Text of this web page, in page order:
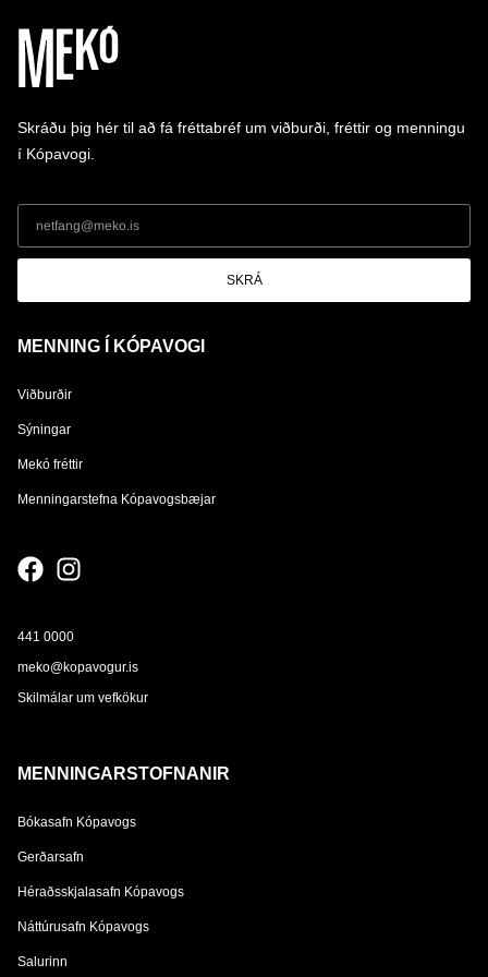
Skráðu þig hér til að fá fréttabréf um viðburði, fréttir og menningu
í Kópavogi.
SKRÁ
MENNING Í KÓPAVOGI
Viðburðir
Sýningar
Mekó fréttir
Menningarstefna Kópavogsbæjar
441 0000
meko@kopavogur.is
Skilmálar um vefkökur
MENNINGARSTOFNANIR
Bókasafn Kópavogs
Gerðarsafn
Héraðsskjalasafn Kópavogs
Náttúrusafn Kópavogs
Salurinn